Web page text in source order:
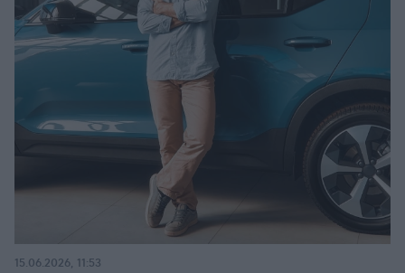
15.06.2026, 11:53